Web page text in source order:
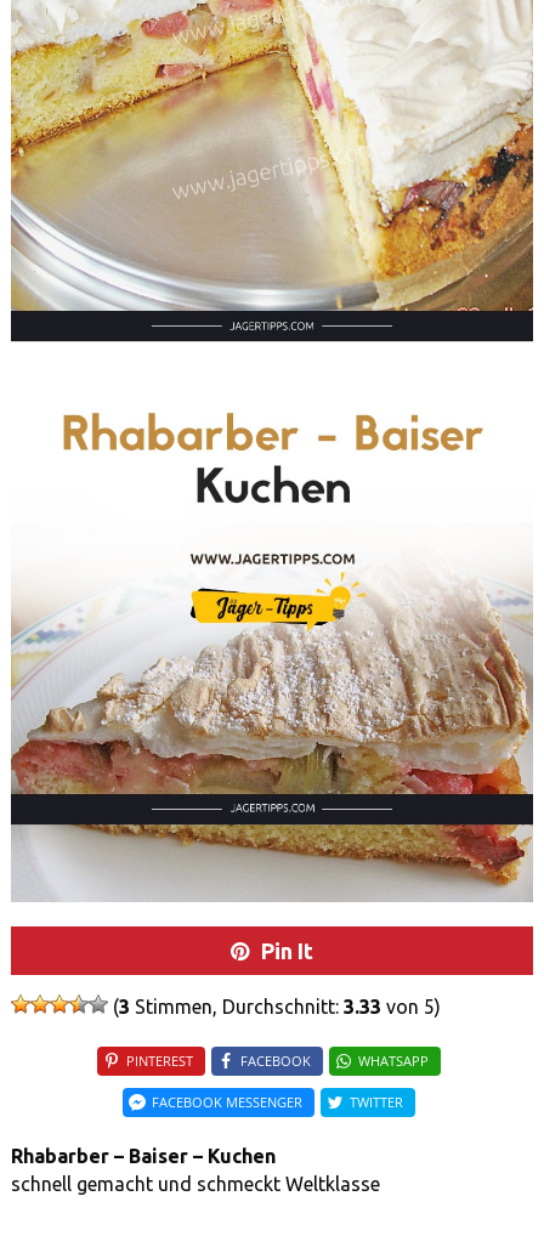
Pin It
(3 Stimmen, Durchschnitt: 3.33 von 5)
PINTEREST FACEBOOK WHATSAPP
FACEBOOK MESSENGER TWITTER
Rhabarber – Baiser – Kuchen
schnell gemacht und schmeckt Weltklasse